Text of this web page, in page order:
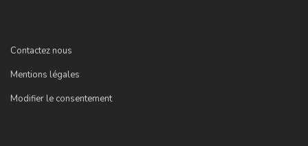
Contactez nous
Mentions légales
Modifier le consentement